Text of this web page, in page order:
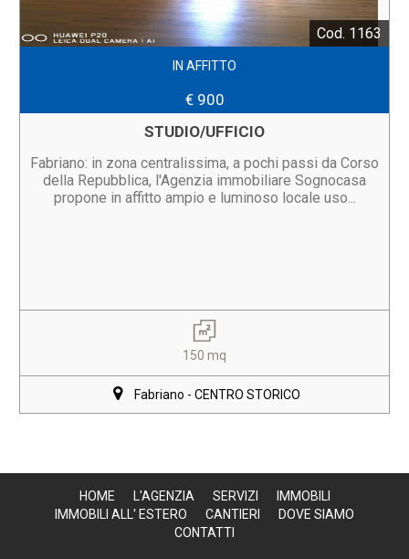
Cod. 1163
IN AFFITTO
€ 900
STUDIO/UFFICIO
Fabriano: in zona centralissima, a pochi passi da Corso
della Repubblica, l'Agenzia immobiliare Sognocasa
propone in affitto ampio e luminoso locale uso...
150 mq
Fabriano - CENTRO STORICO
HOME L'AGENZIA SERVIZI
IMMOBILI
IMMOBILI ALL' ESTERO
CANTIERI
DOVE SIAMO
CONTATTI